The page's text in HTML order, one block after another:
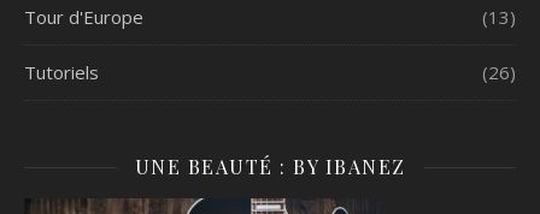
Tour d'Europe (13)
Tutoriels (26)
UNE BEAUTÉ : BY IBANEZ